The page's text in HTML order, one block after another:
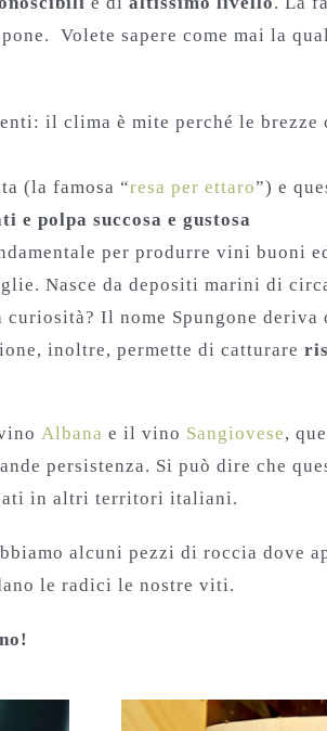
Volete sapere come mai la
il clima è mite perché le
(la famosa “resa per ettaro”) e
e polpa succosa e gustosa
per produrre vini buoni
Nasce da depositi marini di
curiosità? Il nome Spungone
inoltre, permette di catturare
Albana e il vino Sangiovese,
persistenza. Si può dire che
in altri territori italiani.
alcuni pezzi di roccia dove
le radici le nostre viti.